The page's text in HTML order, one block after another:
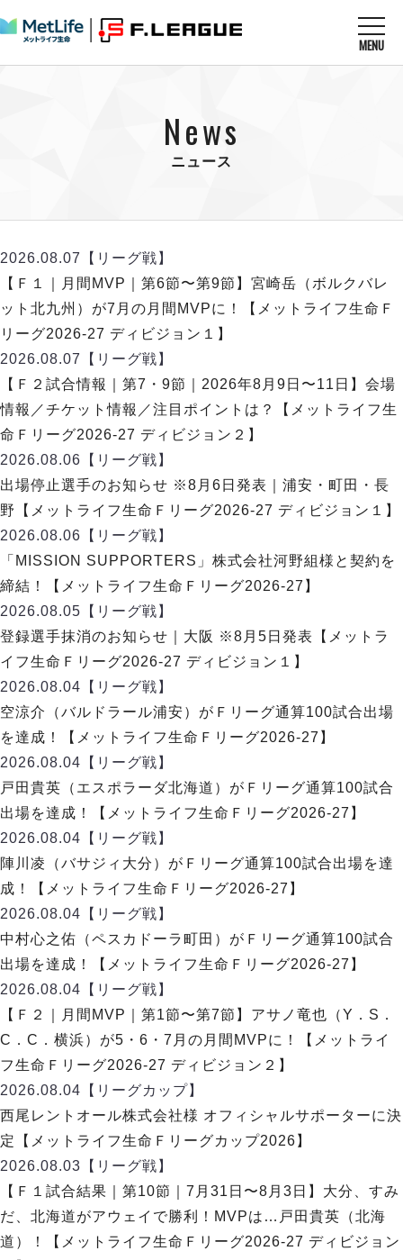
MENU
U-23選抜
クラブ
チケット
メディア情報
フットサル日本代表
その他
MATCHES
順位表
戦績表
警告・退場・出場停止選手
個人ランキング｜ゴール
個人ランキング｜シュート
個人ランキング｜シュート成功率
個人ランキング｜第2PK
メットライフ生命Ｆ２リーグ
試合日程
順位表
戦績表
警告・退場・出場停止選手
個人ランキング｜ゴール
個人ランキング｜シュート
個人ランキング｜シュート成功率
個人ランキング｜第2PK
メットライフ生命Ｆリーグカップ 2026
試合日程・結果
大会概要
アリーナ情報
チケット情報
過去の記録
メットライフ生命Ｆ１リーグ
エスポラーダ北海道
バルドラール浦安
フウガドールすみだ
しながわシティ
立川アスレティックFC
ペスカドーラ町田
湘南ベルマーレ
ボアルース長野
名古屋オーシャンズ
シュライカー大阪
ボルクバレット北九州
メットライフ生命Ｆ２リーグ
ヴォスクオーレ仙台
マルバ水戸FC
リガーレヴィア葛飾
Y．S．C．C．横浜
ヴィンセドール白山
アグレミーナ浜松
デウソン神戸
ポルセイド浜田
ミラクルスマイル新居浜
チケットを買う
アリーナ情報 ARENA
リーグ概要 ABOUT US
リーグ概要
日本フットサルリーグについて
大会概要
リーグ要項
クラブライセンス関連
アリーナ観戦マナー&ルール
過去の記録 ARCHIVE
過去の試合記録
ディビジョン1 試合記録
ディビジョン2 試合記録
Ｆリーグカップ 試合記録
リーグ統計データ
記念ゴール
ハットトリック
担当審判員
選手の通算記録（Ｆ１）
エスポラーダ北海道
バルドラール浦安
フウガドールすみだ
しながわシティ
立川アスレティックFC
ペスカドーラ町田
湘南ベルマーレ
ボアルース長野
名古屋オーシャンズ
シュライカー大阪
ボルクバレット北九州
バサジィ大分
選手の通算記録（Ｆ２）
ヴォスクオーレ仙台
マルバ水戸FC
プロジェクト PROJECT
ABeam AWARD
DIVISION 01
DIVISION 02
FOLLOW US!
News
ニュース
2026.08.07
【リーグ戦】
【Ｆ１｜月間MVP｜第6節〜第9節】宮崎岳（ボルクバレ
ット北九州）が7月の月間MVPに！【メットライフ生命Ｆ
リーグ2026-27 ディビジョン１】
2026.08.07
【リーグ戦】
【Ｆ２試合情報｜第7・9節｜2026年8月9日〜11日】会場
情報／チケット情報／注目ポイントは？【メットライフ生
命Ｆリーグ2026-27 ディビジョン２】
2026.08.06 【リーグ戦】
出場停止選手のお知らせ ※8月6日発表｜浦安・町田・長
野【メットライフ生命Ｆリーグ2026-27 ディビジョン１】
2026.08.06 【リーグ戦】
「MISSION SUPPORTERS」株式会社河野組様と契約を
締結！【メットライフ生命Ｆリーグ2026-27】
2026.08.05 【リーグ戦】
登録選手抹消のお知らせ｜大阪 ※8月5日発表【メットラ
イフ生命Ｆリーグ2026-27 ディビジョン１】
2026.08.04 【リーグ戦】
空涼介（バルドラール浦安）がＦリーグ通算100試合出場
を達成！【メットライフ生命Ｆリーグ2026-27】
2026.08.04 【リーグ戦】
戸田貴英（エスポラーダ北海道）がＦリーグ通算100試合
出場を達成！【メットライフ生命Ｆリーグ2026-27】
2026.08.04 【リーグ戦】
陣川凌（バサジィ大分）がＦリーグ通算100試合出場を達
成！【メットライフ生命Ｆリーグ2026-27】
2026.08.04 【リーグ戦】
中村心之佑（ペスカドーラ町田）がＦリーグ通算100試合
出場を達成！【メットライフ生命Ｆリーグ2026-27】
2026.08.04 【リーグ戦】
【Ｆ２｜月間MVP｜第1節〜第7節】アサノ竜也（Y．S．
C．C．横浜）が5・6・7月の月間MVPに！【メットライ
フ生命Ｆリーグ2026-27 ディビジョン２】
2026.08.04 【リーグカップ】
西尾レントオール株式会社様 オフィシャルサポーターに決
定【メットライフ生命Ｆリーグカップ2026】
2026.08.03 【リーグ戦】
【Ｆ１試合結果｜第10節｜7月31日〜8月3日】大分、すみ
だ、北海道がアウェイで勝利！MVPは…戸田貴英（北海
道）！【メットライフ生命Ｆリーグ2026-27 ディビジョン